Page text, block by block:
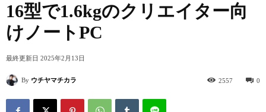
16型で1.6kgのクリエイター向
けノートPC
最終更新日 2025年2月13日
By ウチヤマチカラ 0
2557